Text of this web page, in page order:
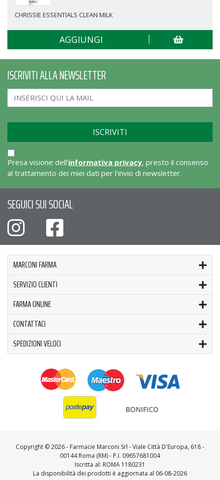
CHRISSIE ESSENTIALS CLEAN MILK
AGGIUNGI
ISCRIVITI ALLA NEWSLETTER
Presa visione dell'informativa privacy, presto il consenso
al trattamento dei miei dati per l'invio di newsletter.
SEGUICI SUI SOCIAL
MARCONI FARMA
SERVIZIO CLIENTI
FARMA ONLINE
CONTATTACI
SPEDIZIONI VELOCI
Copyright ©2026 - Farmacie Marconi Srl - Viale Città D'Europa, 618 -
00144 Roma (RM) - P.I. 09657681004
Iscritta al: ROMA 1180231
La disponibilità dei prodotti è aggiornata al 06-08-2026